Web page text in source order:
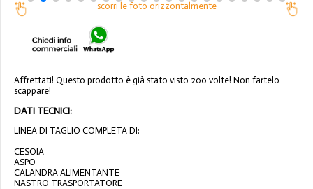
scorri le foto orizzontalmente
Affrettati! Questo prodotto è già stato visto 200 volte! Non fartelo
scappare!
DATI TECNICI:
LINEA DI TAGLIO COMPLETA DI:
CESOIA
ASPO
CALANDRA ALIMENTANTE
NASTRO TRASPORTATORE